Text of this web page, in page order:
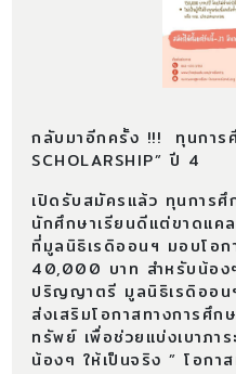
กลับมาอีกครั้ง !!! ทุนการศึ
SCHOLARSHIP” ปี 4
เปิดรับสมัครแล้ว ทุนการศึ
นักศึกษาเรียนดีแต่ขาดแค
ที่มูลนิธิเรดิออนฯ มอบโอ
40,000 บาท สำหรับน้อง
ปริญญาตรี มูลนิธิเรดิออน
ส่งเสริมโอกาสทางการศึ
ทรัพย์ เพื่อช่วยแบ่งเบาภา
น้องๆ ให้เป็นจริง ” โอกา